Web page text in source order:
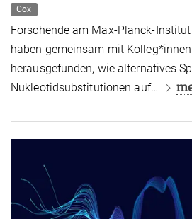
Cox
Forschende am Max-Planck-
haben gemeinsam mit
herausgefunden, wie alternatives
Nukleotidsubstitutionen auf…